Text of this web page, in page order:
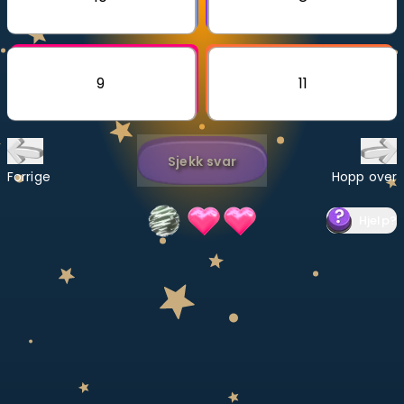
Bestill privatundervisning
Velg læreplan
Logg inn
9 11
Forrige
Sjekk svar
Hopp over
?